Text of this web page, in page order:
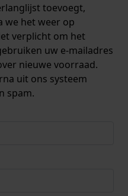
toevoegt,
we het weer op
verplicht om het
uw e-mailadres
nieuwe voorraad.
uit ons systeem
spam.